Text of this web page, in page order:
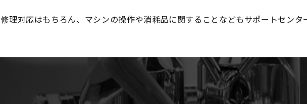
修理対応はもちろん、マシンの操作や消耗品に関することなどもサポートセンタ